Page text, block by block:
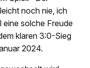
noch nie, ich
solche Freude
klaren 3:0-Sieg
2024.